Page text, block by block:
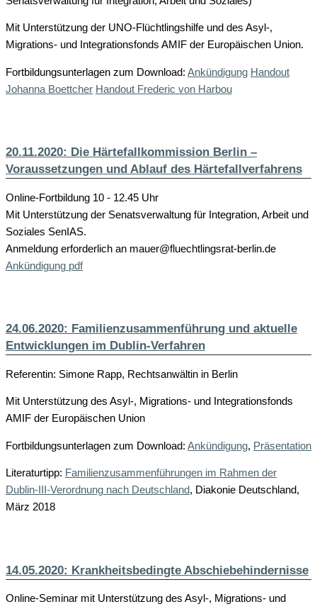
Mit Unterstützung der UNO-Flüchtlingshilfe und des Asyl-,
Migrations- und Integrationsfonds AMIF der Europäischen Union.
Fortbildungsunterlagen zum Download: Ankündigung Handout
Johanna Boettcher Handout Frederic von Harbou
20.11.2020: Die Härtefallkommission Berlin –
Voraussetzungen und Ablauf des Härtefallverfahrens
Online-Fortbildung 10 - 12.45 Uhr
Mit Unterstützung der Senatsverwaltung für Integration, Arbeit und
Soziales SenIAS.
Anmeldung erforderlich an mauer@fluechtlingsrat-berlin.de
Ankündigung pdf
24.06.2020: Familienzusammenführung und aktuelle
Entwicklungen im Dublin-Verfahren
Referentin: Simone Rapp, Rechtsanwältin in Berlin
Mit Unterstützung des Asyl-, Migrations- und Integrationsfonds
AMIF der Europäischen Union
Fortbildungsunterlagen zum Download: Ankündigung, Präsentation
Literaturtipp: Familienzusammenführungen im Rahmen der
Dublin-III-Verordnung nach Deutschland, Diakonie Deutschland,
März 2018
14.05.2020: Krankheitsbedingte Abschiebehindernisse
Online-Seminar mit Unterstützung des Asyl-, Migrations- und